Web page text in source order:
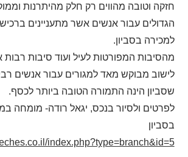
חזקה וטובה מהווים רק חלק מהיתרנות
הגדולים עבור אנשים אשר מתעניינים
למכירה בסביון.
מהסיבות המפורטות לעיל ועוד סיבות רבות
לישוב מבוקש מאד למגורים עבור אנשים
שסביון הינה התמורה הטובה ביותר לכסף.
לפרטים ולסיור בנכס, יגאל רודה- מומחה
בסביון
index.php?type=branch&id=5